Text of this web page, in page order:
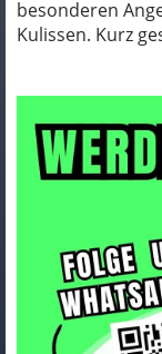
besonderen
Kulissen. Kurz
ARTIKEL